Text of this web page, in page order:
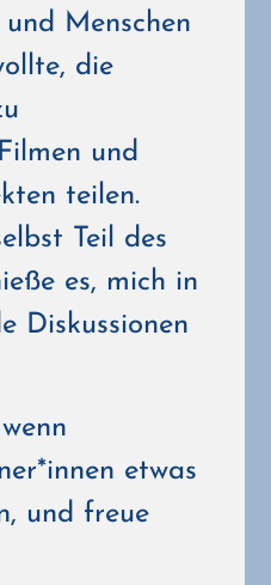
und Menschen
die
und
teilen.
Teil des
es, mich in
Diskussionen
etwas
und freue